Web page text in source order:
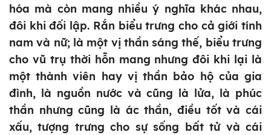
hóa mà còn mang nhiều ý nghĩa khác nhau,
đôi khi đối lập. Rắn biểu trưng cho cả giới tính
nam và nữ; là một vị thần sáng thế, biểu trưng
cho vũ trụ thời hỗn mang nhưng đôi khi lại là
một thành viên hay vị thần bảo hộ của gia
đình, là nguồn nước và cũng là lửa, là phúc
thần nhưng cũng là ác thần, điều tốt và cái
xấu, tượng trưng cho sự sống bất tử và cái